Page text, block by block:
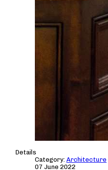
Details
Category: Architecture
07 June 2022